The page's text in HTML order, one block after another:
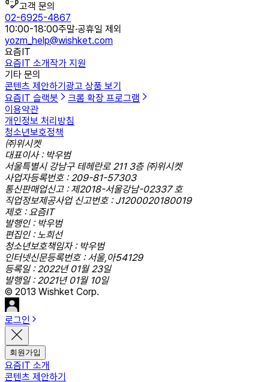
고객 문의
02-6925-4867
10:00-18:00주말·공휴일 제외
yozm_help@wishket.com
요즘IT
요즘IT 소개작가 지원
기타 문의
콘텐츠 제안하기 광고 상품 보기
요즘IT 슬랙봇
크롬 확장 프로그램
이용약관
개인정보 처리방침
청소년보호정책
㈜위시켓
대표이사 : 박우범
서울특별시 강남구 테헤란로 211 3층 ㈜위시켓
사업자등록번호 : 209-81-57303
통신판매업신고 : 제2018-서울강남-02337 호
직업정보제공사업 신고번호 : J1200020180019
제호 : 요즘IT
발행인 : 박우범
편집인 : 노희선
청소년보호책임자 : 박우범
인터넷신문등록번호 : 서울,아54129
등록일 : 2022년 01월 23일
발행일 : 2021년 01월 10일
© 2013 Wishket Corp.
로그인
회원가입
요즘IT 소개
콘텐츠 제안하기